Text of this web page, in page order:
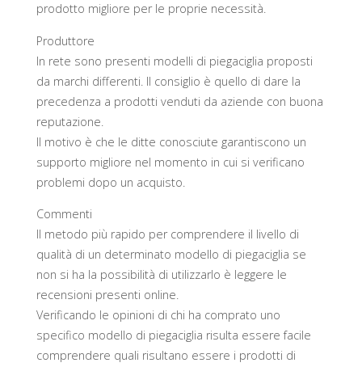
prodotto migliore per le proprie necessità.
Produttore
In rete sono presenti modelli di piegaciglia proposti
da marchi differenti. Il consiglio è quello di dare la
precedenza a prodotti venduti da aziende con buona
reputazione.
Il motivo è che le ditte conosciute garantiscono un
supporto migliore nel momento in cui si verificano
problemi dopo un acquisto.
Commenti
Il metodo più rapido per comprendere il livello di
qualità di un determinato modello di piegaciglia se
non si ha la possibilità di utilizzarlo è leggere le
recensioni presenti online.
Verificando le opinioni di chi ha comprato uno
specifico modello di piegaciglia risulta essere facile
comprendere quali risultano essere i prodotti di